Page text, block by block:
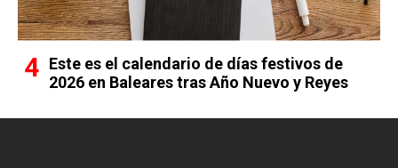
Este es el calendario de días festivos de
2026 en Baleares tras Año Nuevo y Reyes